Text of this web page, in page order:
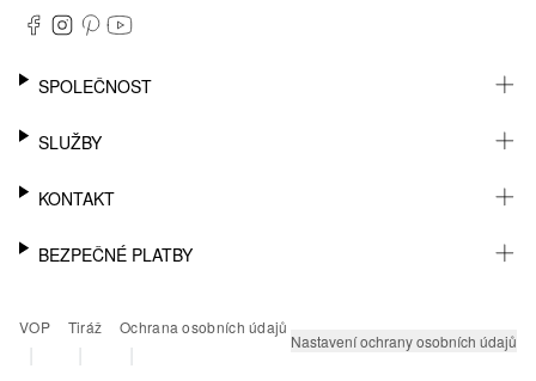
SPOLEČNOST
KARIÉRA
SLUŽBY
NEWSLETTER
SEZNAM PŘÁNÍ
ČASTÉ OTÁZKY
KONTAKT
PODPORA
BEZPEČNÉ PLATBY
KLARNA
VOP
|
Tiráž
|
Ochrana osobních údajů
| Nastavení ochrany osobních údajů